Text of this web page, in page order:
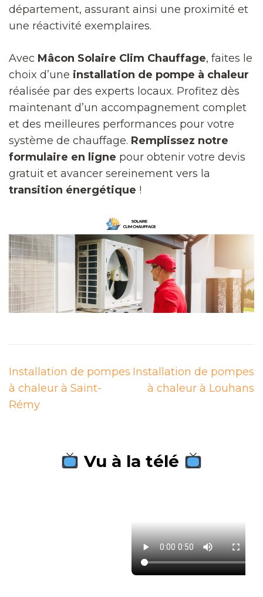
département, assurant ainsi une proximité et
une réactivité exemplaires.
Avec Mâcon Solaire Clim Chauffage, faites le
choix d’une installation de pompe à chaleur
réalisée par des experts locaux. Profitez dès
maintenant d’un accompagnement complet
et des meilleures performances pour votre
système de chauffage. Remplissez notre
formulaire en ligne pour obtenir votre devis
gratuit et avancer sereinement vers la
transition énergétique !
Navigation
de
l’article
Installation de pompes
à chaleur à Saint-
Rémy
Installation de pompes
à chaleur à Louhans
Vu à la télé